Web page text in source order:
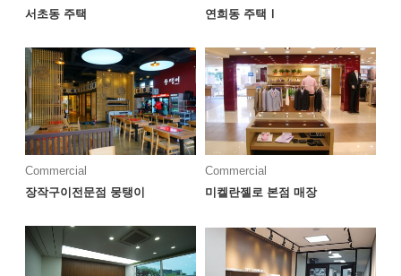
서초동 주택
연희동 주택Ⅰ
Commercial
장작구이전문점 뭉탱이
Commercial
미켈란젤로 본점 매장